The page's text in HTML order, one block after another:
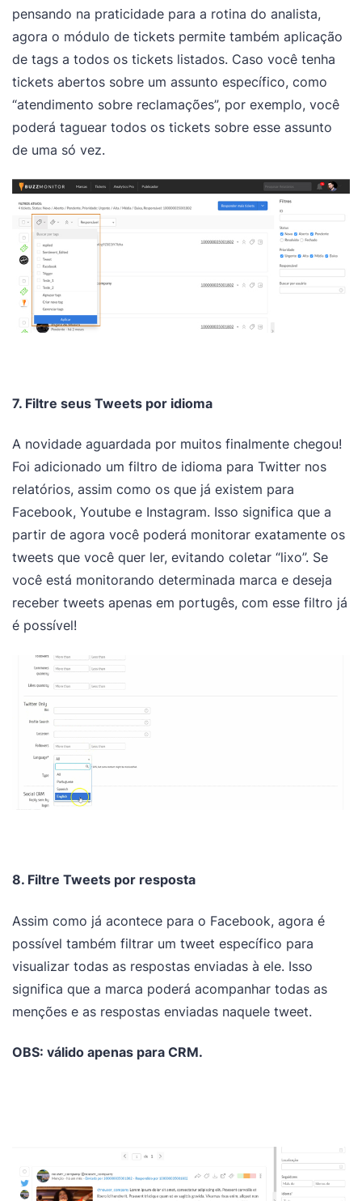
pensando na praticidade para a rotina do analista,
agora o módulo de tickets permite também aplicação
de tags a todos os tickets listados. Caso você tenha
tickets abertos sobre um assunto específico, como
“atendimento sobre reclamações”, por exemplo, você
poderá taguear todos os tickets sobre esse assunto
de uma só vez.
7. Filtre seus Tweets por idioma
A novidade aguardada por muitos finalmente chegou!
Foi adicionado um filtro de idioma para Twitter nos
relatórios, assim como os que já existem para
Facebook, Youtube e Instagram. Isso significa que a
partir de agora você poderá monitorar exatamente os
tweets que você quer ler, evitando coletar “lixo”. Se
você está monitorando determinada marca e deseja
receber tweets apenas em portugês, com esse filtro já
é possível!
8. Filtre Tweets por resposta
Assim como já acontece para o Facebook, agora é
possível também filtrar um tweet específico para
visualizar todas as respostas enviadas à ele. Isso
significa que a marca poderá acompanhar todas as
menções e as respostas enviadas naquele tweet.
OBS: válido apenas para CRM.